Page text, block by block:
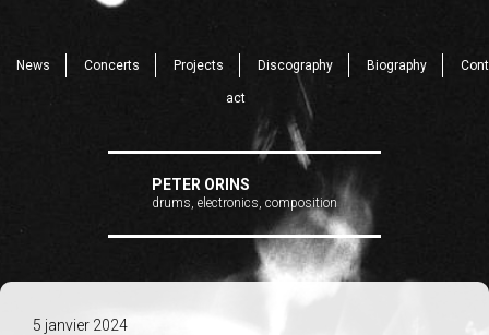
News Concerts Projects Discography Biography Cont
act
PETER ORINS
drums, electronics, composition
5 janvier 2024